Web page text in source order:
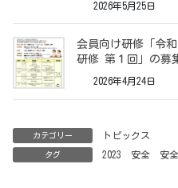
2026年5月25日
会員向け研修「令
研修 第１回」の募
2026年4月24日
カテゴリー トピックス
タグ 2023 安全 安